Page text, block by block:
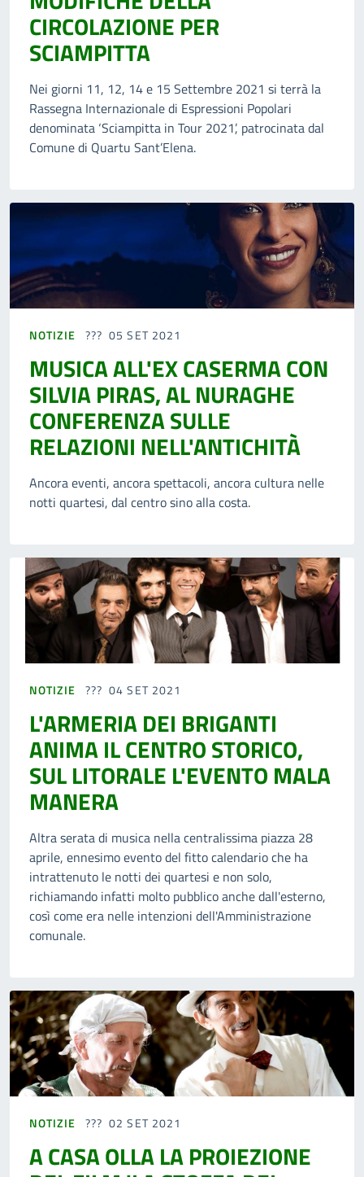
CIRCOLAZIONE PER
SCIAMPITTA
Nei giorni 11, 12, 14 e 15 Settembre 2021 si terrà la
Rassegna Internazionale di Espressioni Popolari
denominata ‘Sciampitta in Tour 2021’, patrocinata dal
Comune di Quartu Sant’Elena.
NOTIZIE 05 SET 2021
MUSICA ALL'EX CASERMA CON
SILVIA PIRAS, AL NURAGHE
CONFERENZA SULLE
RELAZIONI NELL'ANTICHITÀ
Ancora eventi, ancora spettacoli, ancora cultura nelle
notti quartesi, dal centro sino alla costa.
NOTIZIE 04 SET 2021
L'ARMERIA DEI BRIGANTI
ANIMA IL CENTRO STORICO,
SUL LITORALE L'EVENTO MALA
MANERA
Altra serata di musica nella centralissima piazza 28
aprile, ennesimo evento del fitto calendario che ha
intrattenuto le notti dei quartesi e non solo,
richiamando infatti molto pubblico anche dall'esterno,
così come era nelle intenzioni dell'Amministrazione
comunale.
NOTIZIE 02 SET 2021
A CASA OLLA LA PROIEZIONE